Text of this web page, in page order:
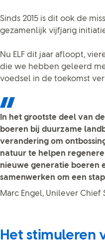
Sinds 2015 is dit ook de
gezamenlijk vijfjarig
Nu ELF dit jaar afloopt,
die we hebben geleerd
voedsel in de toekomst
In het grootste deel van
boeren bij duurzame
verandering om
natuur te helpen
nieuwe generatie boeren
samenwerken om een
Marc Engel, Unilever
Het stimuleren